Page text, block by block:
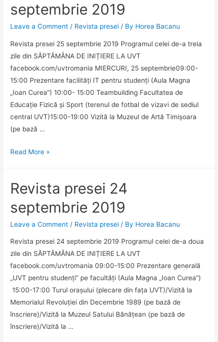
septembrie 2019
Leave a Comment / Revista presei / By Horea Bacanu
Revista presei 25 septembrie 2019 Programul celei de-a treia
zile din SĂPTĂMÂNA DE INIȚIERE LA UVT
facebook.com/uvtromania MIERCURI, 25 septembrie09:00-
15:00 Prezentare facilități IT pentru studenți (Aula Magna
„Ioan Curea”) 10:00- 15:00 Teambuilding Facultatea de
Educație Fizică și Sport (terenul de fotbal de vizavi de sediul
central UVT)15:00-19:00 Vizită la Muzeul de Artă Timișoara
(pe bază …
Revista
septembrie
Read More »
Revista presei 24
septembrie 2019
Leave a Comment / Revista presei / By Horea Bacanu
Revista presei 24 septembrie 2019 Programul celei de-a doua
zile din SĂPTĂMÂNA DE INIȚIERE LA UVT
facebook.com/uvtromania 09:00-15:00 Prezentare generală
„UVT pentru studenți” pe facultăți (Aula Magna „Ioan Curea”)
15:00-17:00 Turul orașului (plecare din fața UVT)/Vizită la
Memorialul Revoluției din Decembrie 1989 (pe bază de
înscriere)/Vizită la Muzeul Satului Bănățean (pe bază de
înscriere)/Vizită la …